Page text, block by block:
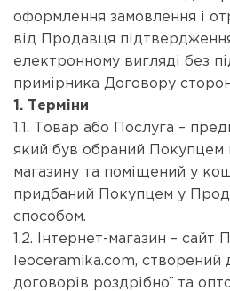
оформлення замовлення і
від Продавця
електронному вигляді без
примірника Договору
1. Терміни
1.1. Товар або Послуга –
який був обраний Покупцем
магазину та поміщений у
придбаний Покупцем у
способом.
1.2. Інтернет-магазин –
leoceramika.com, створений
договорів роздрібної та